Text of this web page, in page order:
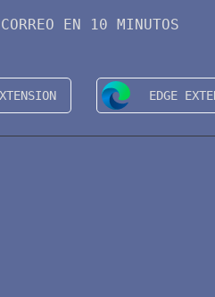
CORREO EN 10 MINUTOS